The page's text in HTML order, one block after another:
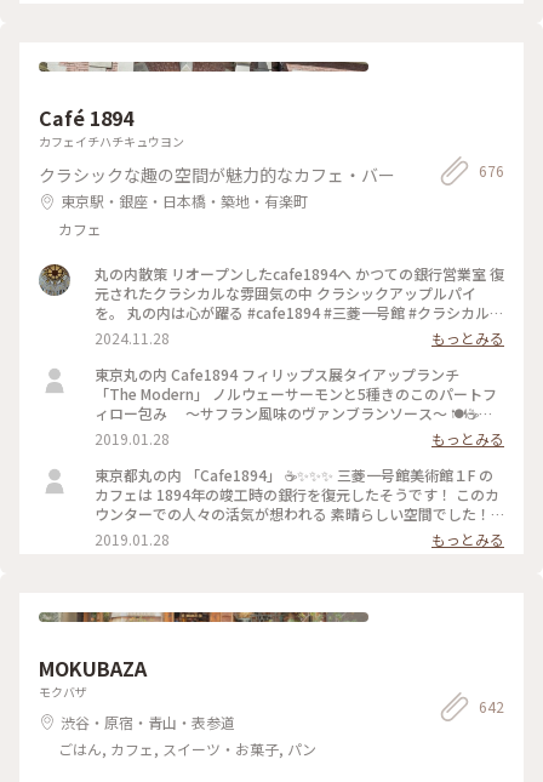
Café 1894
カフェイチハチキュウヨン
クラシックな趣の空間が魅力的なカフェ・バー
東京駅・銀座・日本橋・築地・有楽町
カフェ
676
丸の内散策 リオープンしたcafe1894へ かつての銀行営業室 復
元されたクラシカルな雰囲気の中 クラシックアップルパイ
を。 丸の内は心が躍る #cafe1894 #三菱一号館 #クラシカルな
街 #丸の内
2024.11.28
もっとみる
東京丸の内 Cafe1894 フィリップス展タイアップランチ
「The Modern」 ノルウェーサーモンと5種きのこのパートフ
ィロー包み ～サフラン風味のヴァンブランソース～ 🍽☕️
✨✨✨ モダンな盛り付け🌾 パイがサクサク 美味しく頂きまし
た！ #東京 #ランチ #お出かけ #丸の内 #三菱一号館美術館
#Cafe1894 #フィリップス・コレクション #タイアップメニュ
ー #冬のごちそう
2019.01.28
もっとみる
東京都丸の内 「Cafe1894」 ☕️✨✨✨ 三菱一号館美術館１F の
カフェは 1894年の竣工時の銀行を復元したそうです！ このカ
ウンターでの人々の活気が想われる 素晴らしい空間でした！
✨✨✨ #東京 #丸の内 #カフェ #三菱一号館美術館 #Cafe1894 #
お出かけ
2019.01.28 もっとみる
MOKUBAZA
モクバザ
渋谷・原宿・青山・表参道
ごはん, カフェ, スイーツ・お菓子, パン
642